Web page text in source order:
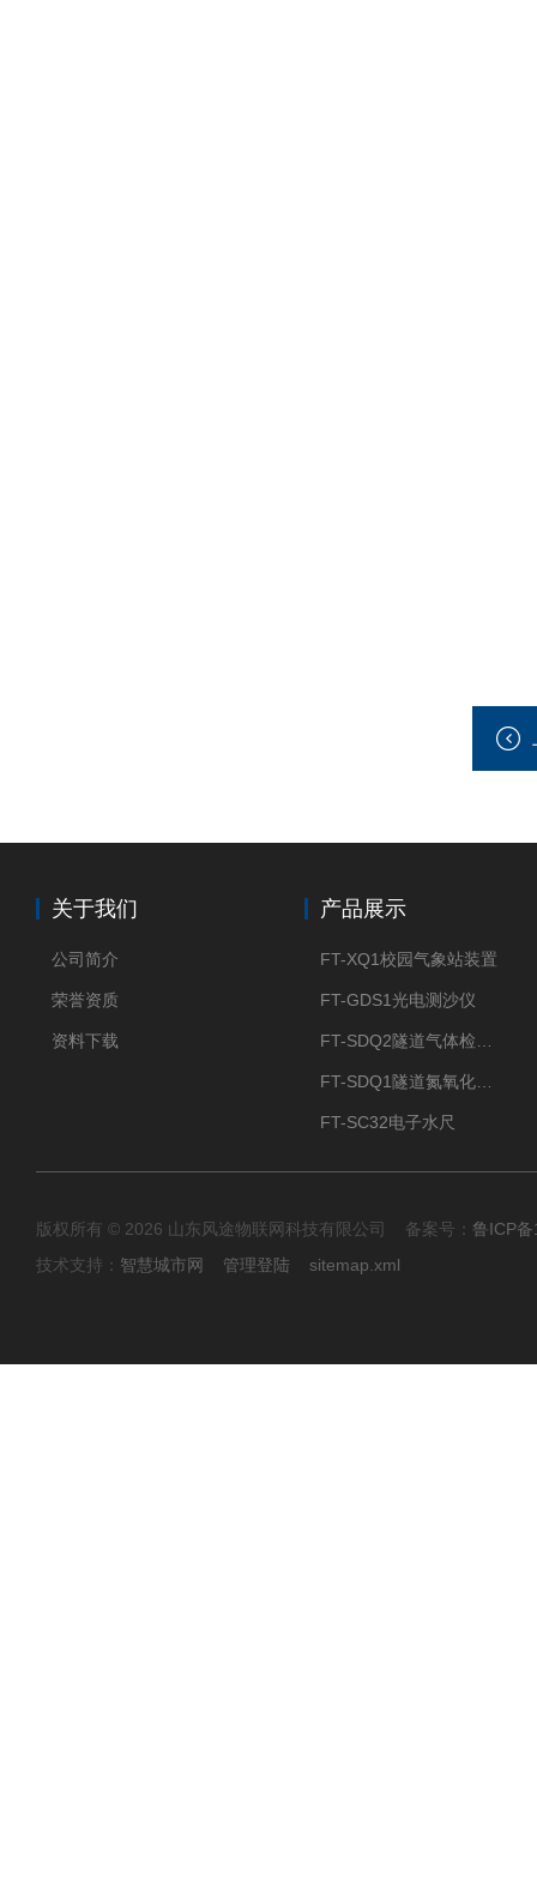
关于我们
公司简介
荣誉资质
资料下载
产品展示
FT-XQ1校园气象站装置
FT-GDS1光电测沙仪
FT-SC32电子水尺
版权所有 © 2026 山东风途物联网科技有限公司 备案号： 鲁ICP
技术支持： 智慧城市网 管理登陆 sitemap.xml